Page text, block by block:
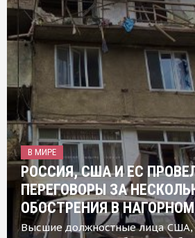
В МИРЕ
РОССИЯ, США И ЕС
ПЕРЕГОВОРЫ ЗА
ОБОСТРЕНИЯ В
Высшие должностные лица США,